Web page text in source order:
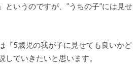
というのですが、”うちの子”には見せ
『5歳児の我が子に見せても良いかど
していきたいと思います。